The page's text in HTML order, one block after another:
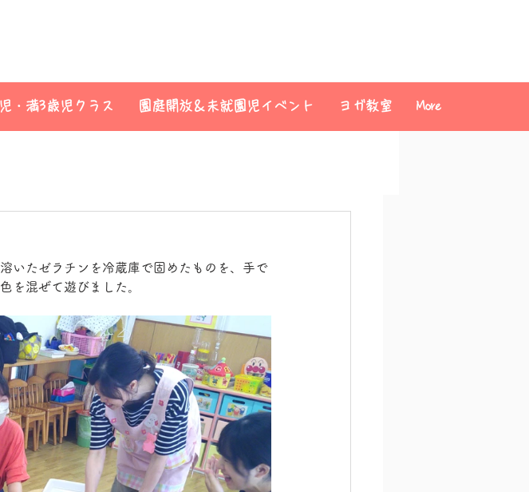
・満3歳児クラス 園庭開放＆未就園児イベント ヨガ教室 More
いたゼラチンを冷蔵庫で固めたものを、手で
を混ぜて遊びました。